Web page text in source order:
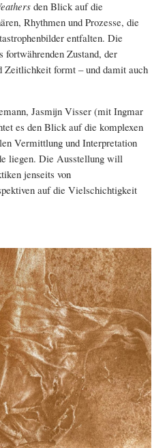
den Blick auf die
Rhythmen und Prozesse, die
entfalten. Die
fortwährenden Zustand, der
Zeitlichkeit formt – und damit auch
Jasmijn Visser (mit Ingmar
es den Blick auf die komplexen
Vermittlung und Interpretation
liegen. Die Ausstellung will
jenseits von
auf die Vielschichtigkeit